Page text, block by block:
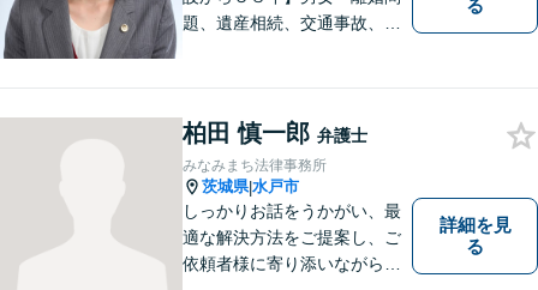
題、遺産相続、交通事故、労
りごとがあればお気軽にご相
談ください！お一人おひとり
に誠実に向き合います。
る
柏田 慎一郎 弁護士
みなみまち法律事務所
茨城県|水戸市
しっかりお話をうかがい、最
適な解決方法をご提案し、ご
依頼者様に寄り添いながら全
詳細を見
る